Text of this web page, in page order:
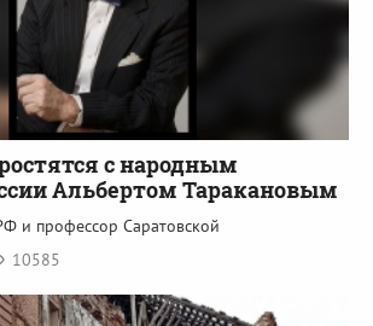
с народным
Альбертом Таракановым
и профессор Саратовской
10585